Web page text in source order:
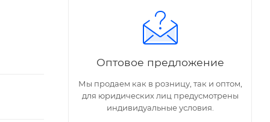
Оптовое предложение
Мы продаем как в розницу, так и оптом,
для юридических лиц предусмотрены
индивидуальные условия.